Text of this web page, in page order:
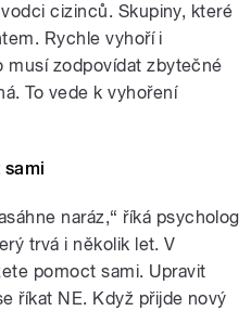
cizinců. Skupiny, které
Rychle vyhoří i
musí zodpovídat zbytečné
To vede k vyhoření
naráz,“ říká psycholog
trvá i několik let. V
pomoct sami. Upravit
říkat NE. Když přijde nový